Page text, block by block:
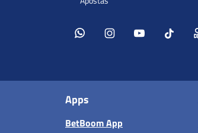
Apps
BetBoom App